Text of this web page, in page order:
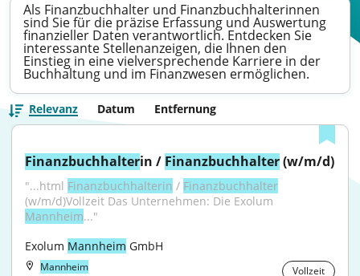
Als Finanzbuchhalter und Finanzbuchhalterinnen
sind Sie für die präzise Erfassung und Auswertung
finanzieller Daten verantwortlich. Entdecken Sie
interessante Stellenanzeigen, die Ihnen den
Einstieg in eine vielversprechende Karriere in der
Buchhaltung und im Finanzwesen ermöglichen.
Relevanz Datum Entfernung
Finanzbuchhalterin / Finanzbuchhalter (w/m/d)
"...html Finanzbuchhalterin / Finanzbuchhalter
Mannheim..."
Exolum Mannheim GmbH
Mannheim Vollzeit